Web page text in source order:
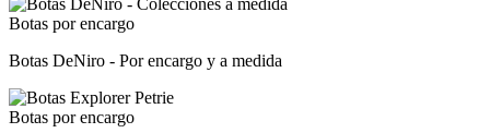
Botas por encargo
Botas DeNiro - Por encargo y a medida
Botas por encargo